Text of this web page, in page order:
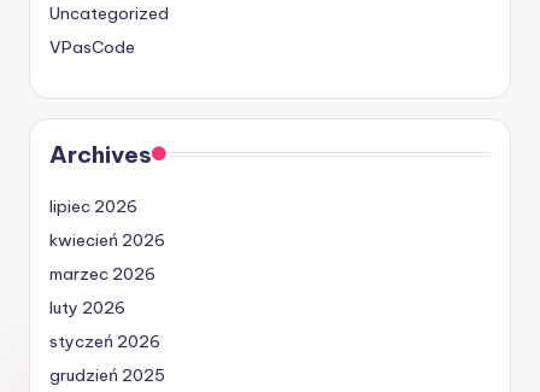
Uncategorized
VPasCode
Archives
lipiec 2026
kwiecień 2026
marzec 2026
luty 2026
styczeń 2026
grudzień 2025